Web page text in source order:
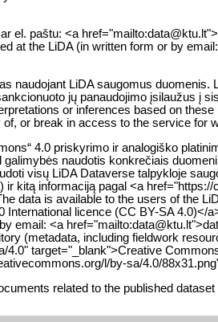
el. paštu: <a
at the LiDA (in written form or by
naudojant LiDA saugomus duomenis.
jų panaudojimo įsilaužus į
or inferences based on these
or break in access to the service for
4.0 priskyrimo ir analogiško
naudotis konkrečiais
visų LiDA Dataverse talpykloje
kitą informaciją pagal <a
data is available to the users of the
licence (CC BY-SA 4.0)</
email: <a
(metadata, including fieldwork
target="_blank">Creative
l/by-sa/4.0/
related to the published